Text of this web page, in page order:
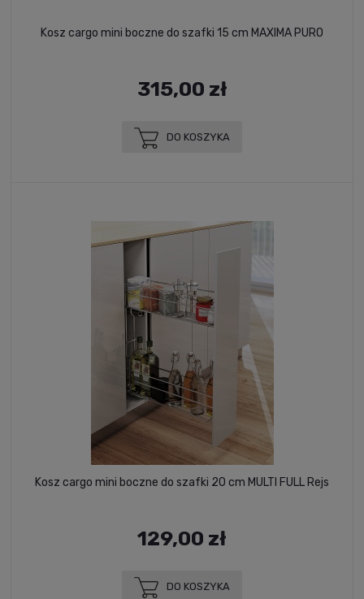
Kosz cargo mini boczne do szafki 15 cm MAXIMA PURO
315,00 zł
DO KOSZYKA
Kosz cargo mini boczne do szafki 20 cm MULTI FULL Rejs
129,00 zł
DO KOSZYKA